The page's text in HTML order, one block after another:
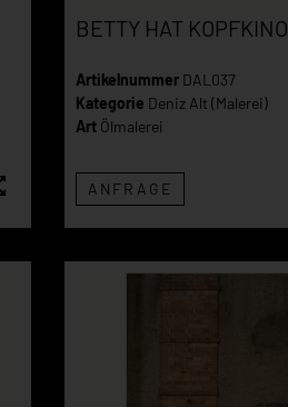
BETTY HAT KOPFKINO
Artikelnummer DAL037
Kategorie Deniz Alt (Malerei)
Art Ölmalerei
ANFRAGE